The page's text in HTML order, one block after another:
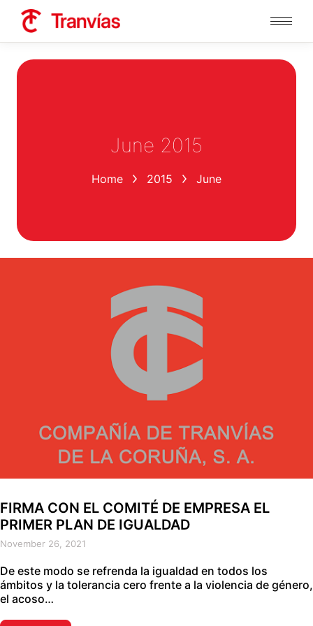
June 2015
You are here:
Home 2015 June
FIRMA CON EL COMITÉ DE EMPRESA EL
PRIMER PLAN DE IGUALDAD
November 26, 2021
De este modo se refrenda la igualdad en todos los
ámbitos y la tolerancia cero frente a la violencia de género,
el acoso…